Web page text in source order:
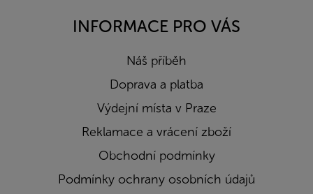
INFORMACE PRO VÁS
Náš příběh
Doprava a platba
Výdejní místa v Praze
Reklamace a vrácení zboží
Obchodní podmínky
Podmínky ochrany osobních údajů